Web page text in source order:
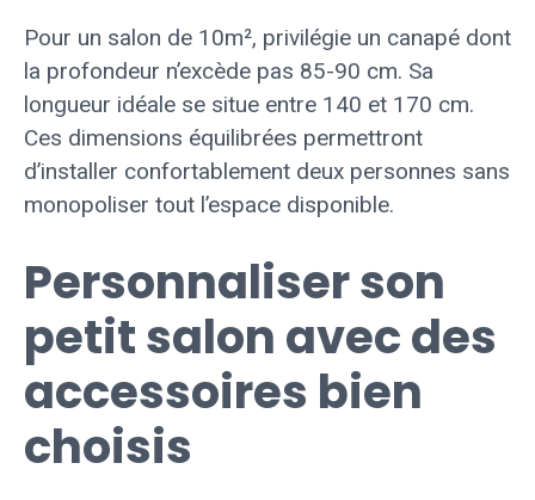
Pour un salon de 10m², privilégie un canapé dont
la profondeur n’excède pas 85-90 cm. Sa
longueur idéale se situe entre 140 et 170 cm.
Ces dimensions équilibrées permettront
d’installer confortablement deux personnes sans
monopoliser tout l’espace disponible.
Personnaliser son
petit salon avec des
accessoires bien
choisis